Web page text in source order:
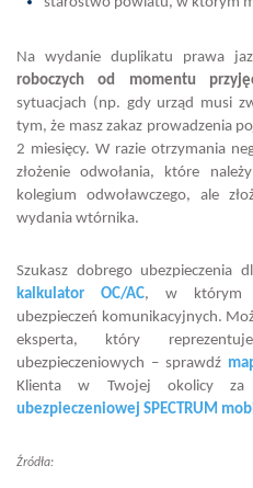
Na wydanie duplikatu prawa
roboczych od momentu
sytuacjach (np. gdy urząd musi
tym, że masz zakaz prowadzenia
2 miesięcy. W razie otrzymania
złożenie odwołania, które
kolegium odwoławczego, ale
wydania wtórnika.
Szukasz dobrego ubezpieczenia
kalkulator OC/AC, w którym
ubezpieczeń komunikacyjnych.
eksperta, który
ubezpieczeniowych – sprawdź
Klienta w Twojej okolicy za
ubezpieczeniowej SPECTRUM
Źródła: